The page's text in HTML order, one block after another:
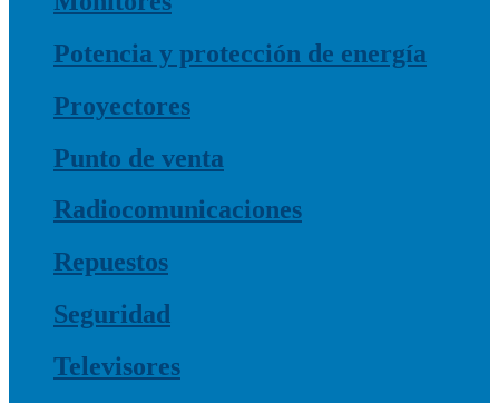
Potencia y protección de energía
Proyectores
Punto de venta
Radiocomunicaciones
Repuestos
Seguridad
Televisores